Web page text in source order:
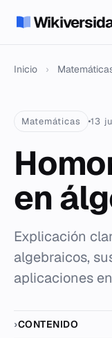
Inicio ›
Matemáticas 13
en
Explicación
algebraicos,
aplicaciones
CONTENIDO